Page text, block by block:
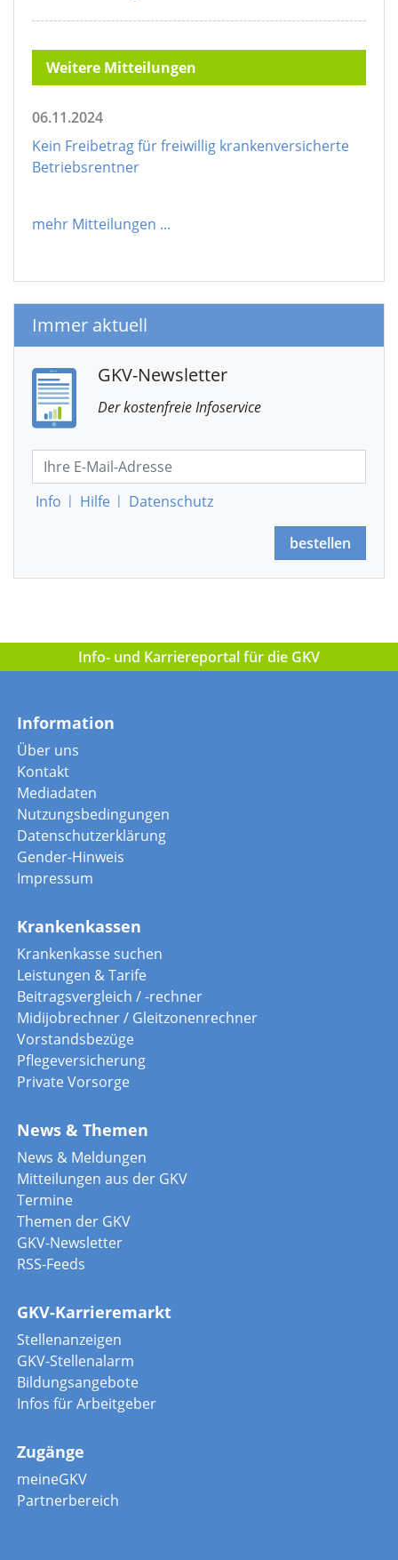
Weitere Mitteilungen
06.11.2024
Kein Freibetrag für freiwillig krankenversicherte
Betriebsrentner
mehr Mitteilungen ...
Immer aktuell
GKV-Newsletter
Der kostenfreie Infoservice
Info | Hilfe | Datenschutz
bestellen
Info- und Karriereportal für die GKV
Information
Über uns
Kontakt
Mediadaten
Nutzungsbedingungen
Datenschutzerklärung
Gender-Hinweis
Impressum
Krankenkassen
Krankenkasse suchen
Leistungen & Tarife
Beitragsvergleich / -rechner
Midijobrechner / Gleitzonenrechner
Vorstandsbezüge
Pflegeversicherung
Private Vorsorge
News & Themen
News & Meldungen
Mitteilungen aus der GKV
Termine
Themen der GKV
GKV-Newsletter
RSS-Feeds
GKV-Karrieremarkt
Stellenanzeigen
GKV-Stellenalarm
Bildungsangebote
Infos für Arbeitgeber
Zugänge
meineGKV
Partnerbereich